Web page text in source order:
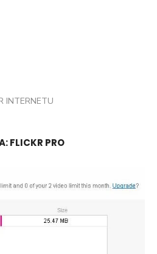
INTERNETU
FLICKR PRO